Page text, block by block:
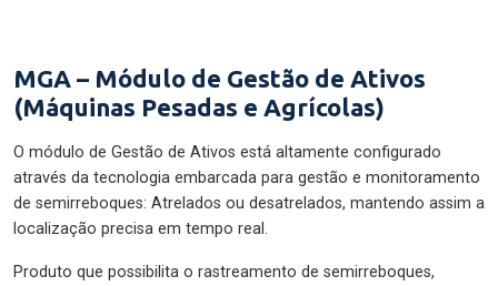
MGA – Módulo de Gestão de Ativos
(Máquinas Pesadas e Agrícolas)
O módulo de Gestão de Ativos está altamente configurado
através da tecnologia embarcada para gestão e monitoramento
de semirreboques: Atrelados ou desatrelados, mantendo assim a
localização precisa em tempo real.
Produto que possibilita o rastreamento de semirreboques,